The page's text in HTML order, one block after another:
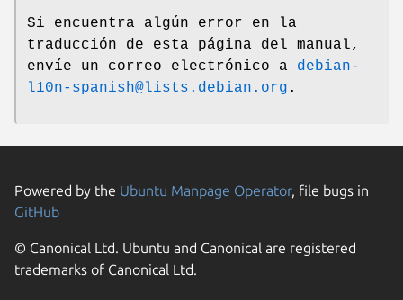
Si encuentra algún error en la
traducción de esta página del manual,
envíe un correo electrónico a debian-
l10n-spanish@lists.debian.org .
Powered by the Ubuntu Manpage Operator, file bugs in
GitHub
© Canonical Ltd. Ubuntu and Canonical are registered
trademarks of Canonical Ltd.